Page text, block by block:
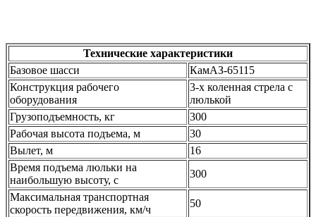
Технические характеристики
Базовое шасси
КамАЗ-65115
Конструкция рабочего
оборудования
3-х коленная стрела с
люлькой
Грузоподъемность, кг
300
Рабочая высота подъема, м
30
Вылет, м
16
Время подъема люльки на
наибольшую высоту, с
300
Максимальная транспортная
скорость передвижения, км/ч
50